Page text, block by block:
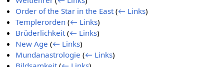
Order of the Star in the East (← Links)
Templerorden (← Links)
Brüderlichkeit (← Links)
New Age (← Links)
Mundanastrologie (← Links)